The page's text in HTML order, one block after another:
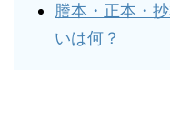
謄本・正本・
いは何？